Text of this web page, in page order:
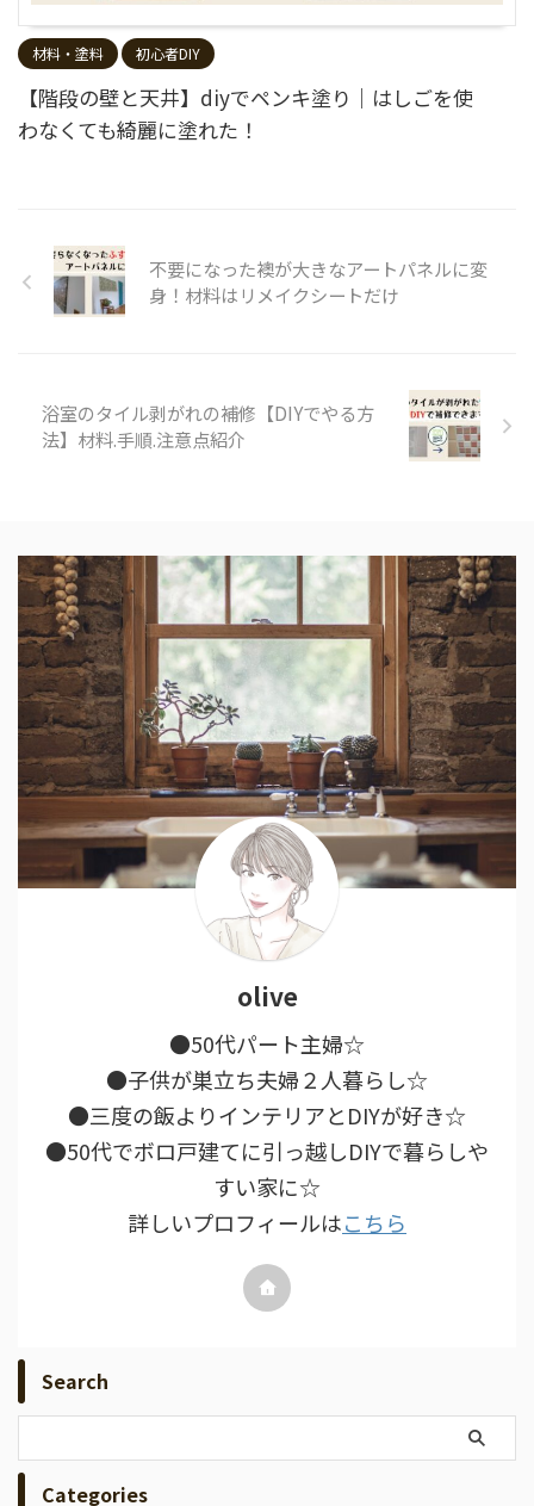
材料・塗料 初心者DIY
【階段の壁と天井】diyでペンキ塗り｜はしごを使
わなくても綺麗に塗れた！
不要になった襖が大きなアートパネルに変
身！材料はリメイクシートだけ
浴室のタイル剥がれの補修【DIYでやる方
法】材料.手順.注意点紹介
olive
●50代パート主婦☆
●子供が巣立ち夫婦２人暮らし☆
●三度の飯よりインテリアとDIYが好き☆
●50代でボロ戸建てに引っ越しDIYで暮らしや
すい家に☆
詳しいプロフィールはこちら
Search
Categories